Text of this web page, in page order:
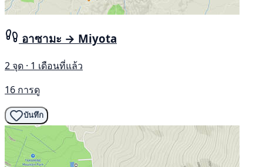
อาซามะ → Miyota
2 จุด · 1 เดือนที่แล้ว
16 การดู
บันทึก